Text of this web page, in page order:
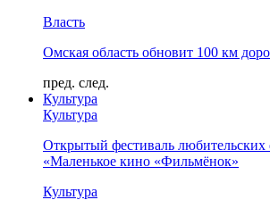
Власть
Омская область обновит 100 км
пред. след.
Культура
Культура
Открытый фестиваль любительских
«Маленькое кино «Фильмёнок»
Культура